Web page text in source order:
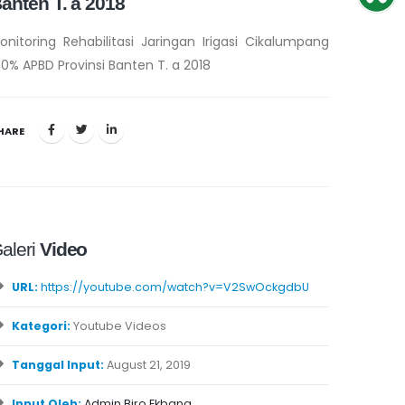
Rehabilitasi Jaringan Irigasi Cikalumpang
APBD Provinsi Banten T. a 2018
Video
URL: https://youtube.com/watch?v=V2SwOckgdbU
Kategori: Youtube Videos
Tanggal Input: August 21, 2019